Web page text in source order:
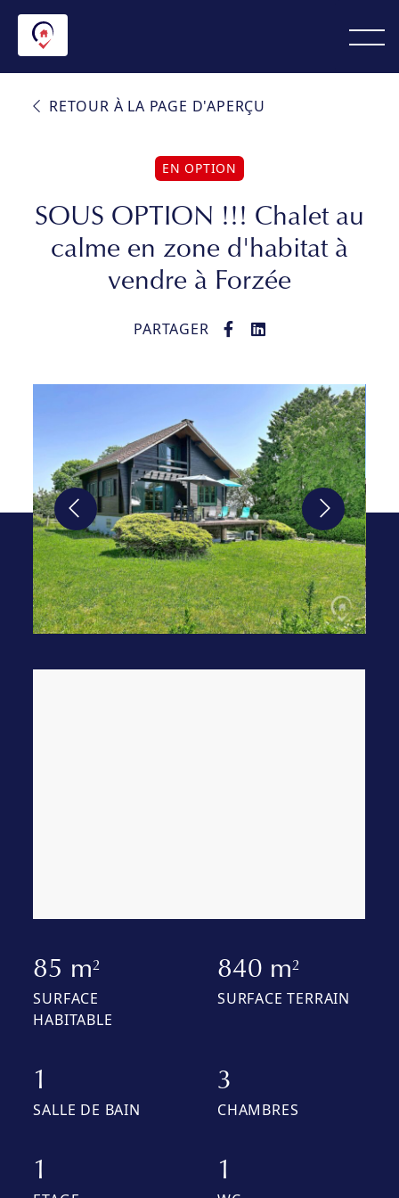
RETOUR À LA PAGE D'APERÇU
EN OPTION
SOUS OPTION !!! Chalet au
calme en zone d'habitat à
vendre à Forzée
PARTAGER
85 m2
SURFACE
HABITABLE
840 m2
SURFACE TERRAIN
1
SALLE DE BAIN
3
CHAMBRES
1 1